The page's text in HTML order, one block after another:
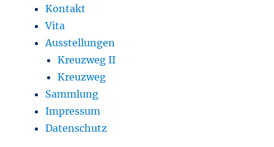
Kontakt
Vita
Ausstellungen
Kreuzweg II
Kreuzweg
Sammlung
Impressum
Datenschutz